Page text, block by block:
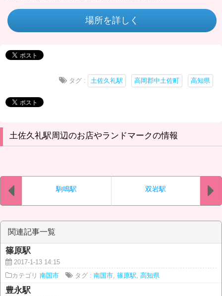
場所を詳しく
タグ : 土佐久礼駅 高岡郡中土佐町 高知県
土佐久礼駅周辺のお店やランドマークの情報
駒鳴駅 双岩駅
関連記事一覧
篠原駅
2017-1-13 14:15
カテゴリ 南国市 タグ : 南国市, 篠原駅 高知県
豊永駅